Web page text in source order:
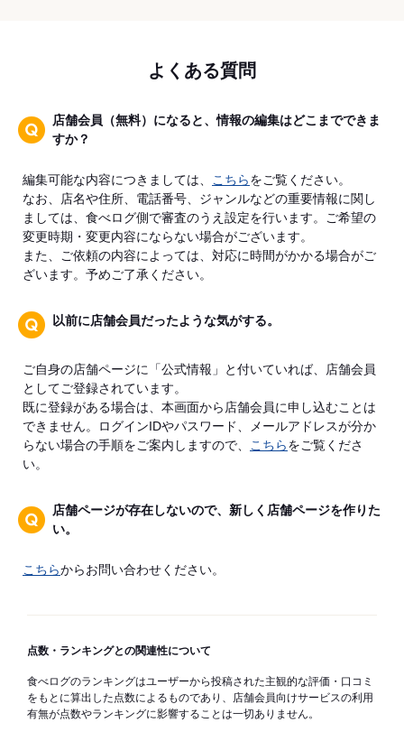
よくある質問
店舗会員（無料）になると、情報の編集はどこまでできま
すか？
編集可能な内容につきましては、 こちらをご覧ください。
なお、店名や住所、電話番号、ジャンルなどの重要情報に関し
ましては、食べログ側で審査のうえ設定を行います。ご希望の
変更時期・変更内容にならない場合がございます。
また、ご依頼の内容によっては、対応に時間がかかる場合がご
ざいます。予めご了承ください。
以前に店舗会員だったような気がする。
ご自身の店舗ページに「公式情報」と付いていれば、店舗会員
としてご登録されています。
既に登録がある場合は、本画面から店舗会員に申し込むことは
できません。ログインIDやパスワード、メールアドレスが分か
らない場合の手順をご案内しますので、
こちらをご覧くださ
い。
店舗ページが存在しないので、新しく店舗ページを作りた
い。
こちらからお問い合わせください。
点数・ランキングとの関連性について
食べログのランキングはユーザーから投稿された主観的な評価・口コミ
をもとに算出した点数によるものであり、店舗会員向けサービスの利用
有無が点数やランキングに影響することは一切ありません。